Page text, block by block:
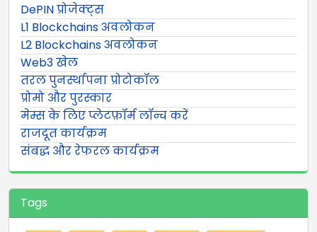
DePIN प्रोजेक्ट्स
L1 Blockchains अवलोकन
L2 Blockchains अवलोकन
Web3 खेल
तरल पुनर्स्थापना प्रोटोकॉल
प्रोमो और पुरस्कार
मेम्स के लिए प्लेटफ़ॉर्म लॉन्च करें
राजदूत कार्यक्रम
संबद्ध और रेफरल कार्यक्रम
Tags